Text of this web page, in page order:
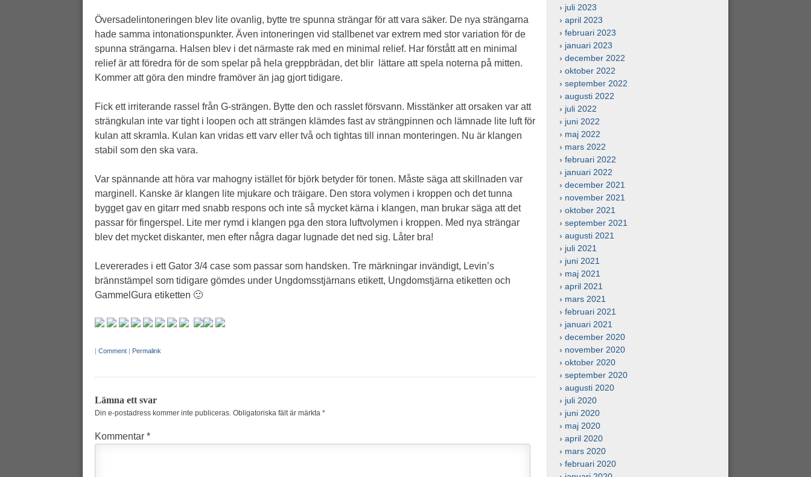
Översadelintoneringen blev lite ovanlig, bytte tre spunna strängar för att vara säker. De nya strängarna
hade samma intonationspunkter. Även intoneringen vid stallbenet var extrem med stor variation för de
spunna strängarna. Halsen blev i det närmaste rak med en minimal relief. Har förstått att en minimal
relief är att föredra för de som spelar på hela greppbrädan, det blir lättare att spela noterna på mitten.
Kommer att göra den mindre framöver än jag gjort tidigare.
Fick ett irriterande rassel från G-strängen. Bytte den och rasslet försvann. Misstänker att orsaken var att
strängkulan inte var tight i loopen och att strängen klämdes fast av strängpinnen och lämnade lite luft för
kulan att skramla. Kulan kan vridas ett varv eller två och tightas till innan monteringen. Nu är klangen
stabil som den ska vara.
Var spännande att höra var mahogny istället för björk betyder för tonen. Måste säga att skillnaden var
marginell. Kanske är klangen lite mjukare och träigare. Den stora volymen i kroppen och det tunna
bygget gav en gitarr med snabb respons och inte så mycket kärna i klangen, man brukar säga att det
passar för fingerspel. Lite mer rymd i klangen pga den stora luftvolymen i kroppen. Med nya strängar
blev det mycket diskanter, men efter några dagar lugnade det ned sig. Låter bra!
Levererades i ett Gator 3/4 case som passar som handsken. Tre märkningar invändigt, Levin’s
brännstämpel som tidigare gömdes under Ungdomsstjärnans etikett, Ungdomstjärna etiketten och
GammelGura etiketten 🙂
| Comment | Permalink
Lämna ett svar
Din e-postadress kommer inte publiceras. Obligatoriska fält är märkta *
Kommentar *
juli 2023
april 2023
februari 2023
januari 2023
december 2022
oktober 2022
september 2022
augusti 2022
juli 2022
juni 2022
maj 2022
mars 2022
februari 2022
januari 2022
december 2021
november 2021
oktober 2021
september 2021
augusti 2021
juli 2021
juni 2021
maj 2021
april 2021
mars 2021
februari 2021
januari 2021
december 2020
november 2020
oktober 2020
september 2020
augusti 2020
juli 2020
juni 2020
maj 2020
april 2020
mars 2020
februari 2020